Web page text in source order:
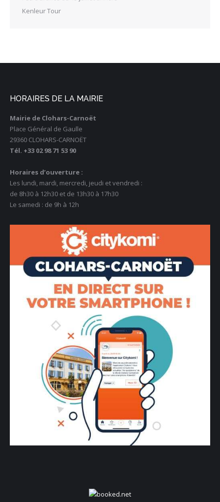
Kenleur Tour
HORAIRES DE LA MAIRIE
Mairie de Clohars-Carnoët
Place Général de Gaulle
29360 CLOHARS-CARNOËT
Tél. +33 02 98 71 53 90
Horaires d’ouverture :
Les lundi, mardi, mercredi, jeudi et vendredi :
de 8h30 à 12h30 et de 13h30 à 17h30
Le samedi : de 9h à 12h